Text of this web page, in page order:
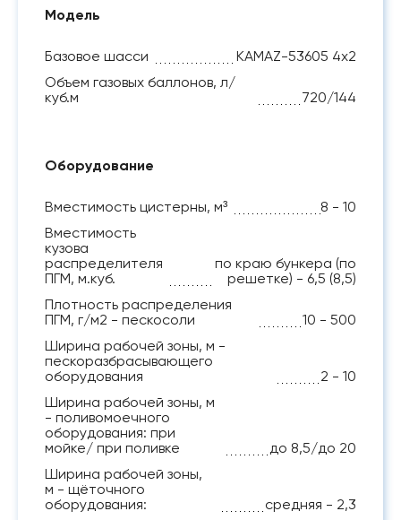
Модель
Базовое шасси
KAMAZ-53605 4x2
Объем газовых баллонов, л/
куб.м
720/144
Оборудование
Вместимость цистерны, м³
8 - 10
Вместимость
кузова
распределителя
ПГМ, м.куб.
по краю бункера (по
решетке) - 6,5 (8,5)
Плотность распределения
ПГМ, г/м2 - пескосоли
10 - 500
Ширина рабочей зоны, м -
пескоразбрасывающего
оборудования
2 - 10
Ширина рабочей зоны, м
- поливомоечного
оборудования: при
мойке/ при поливке
до 8,5/до 20
Ширина рабочей зоны,
м - щёточного
оборудования:
средняя - 2,3